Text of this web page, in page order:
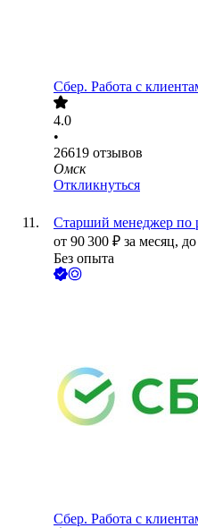
Сбер. Работа с
4.0
•
26619 отзывов
Омск
Откликнуться
Старший менеджер по
от 90 300 ₽ за месяц,
Без опыта
Сбер. Работа с